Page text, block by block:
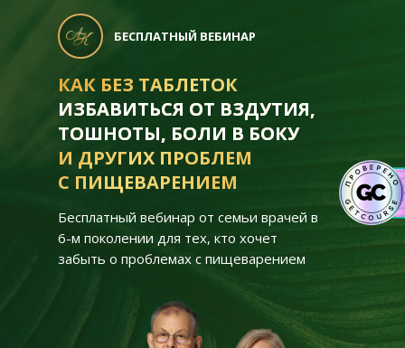
КАК БЕЗ ТАБЛЕТОК
ИЗБАВИТЬСЯ ОТ ВЗДУТИЯ,
ТОШНОТЫ, БОЛИ В БОКУ
И ДРУГИХ ПРОБЛЕМ
С ПИЩЕВАРЕНИЕМ
БЕСПЛАТНЫЙ ВЕБИНАР
Бесплатный вебинар от семьи врачей в
6-м поколении для тех, кто хочет
забыть о проблемах с пищеварением